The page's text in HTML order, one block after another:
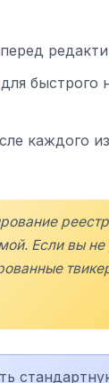
каждого
Если вы не